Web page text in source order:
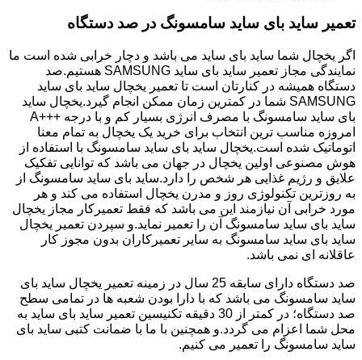
تعمیر ساید بای ساید سامسونگ در صد دستگاه
اگر یخچال شما ساید بای ساید می باشد و دچار خرابی شده است ما
نمایندگی مجاز تعمیر ساید بای ساید SAMSUNG هستیم.صد
دستگاه همیشه در کنارتان است تا تعمیر یخچال ساید بای ساید
SAMSUNG شما در کمترین زمان ممکن انجام گیرد.یخچال ساید
بای ساید سامسونگ با مصرف انرژی بسیار کم و با درجه +++A
امروزه مناسب ترین انتخاب برای خرید یک یخچال به تمام معنا
اتوماتیک شده است.یخچال ساید بای ساید سامسونگ با استفاده از
هوش مصنوعی اولین یخچال در جهان می باشد که توانایی تفکیک
علایق و رژیم غذایی هر شخص را دارد.ساید بای ساید سامسونگ از
به روزترین تکنولوژی روز و مدرن یخچال استفاده می کند و هر
مورد خرابی آن نیازمند این می باشد که فقط تعمیرکار مجاز یخچال
ساید بای ساید سامسونگ آن را تعمیر نماید.و سپردن تعمیر یخچال
ساید بای ساید سامسونگ به سایر تعمیرکاران بدون مجوز کار
عاقلانه ای نمی باشد.
صد دستگاه دارای سابقه 25 سال در زمینه تعمیر یخچال ساید بای
ساید سامسونگ می باشد که با دارا بودن شعبه ها در تمامی سطح
صد دستگاه؛ در کمتر از 30 دقیقه تکنیسین تعمیر ساید بای ساید به
محل شما اعزام می گردد.و همچنین با ما با ضمانت کتبی ساید بای
ساید سامسونگ را تعمیر می کنیم.